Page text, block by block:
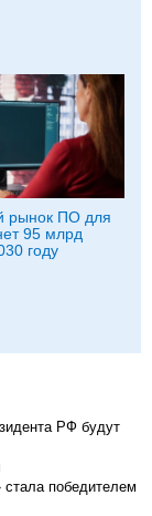
рынок ПО для
95 млрд
году
РФ будут
стала победителем